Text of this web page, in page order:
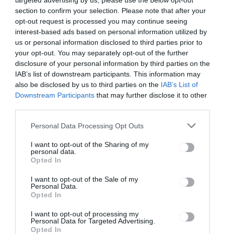
section to confirm your selection. Please note that after your
opt-out request is processed you may continue seeing
interest-based ads based on personal information utilized by
us or personal information disclosed to third parties prior to
your opt-out. You may separately opt-out of the further
disclosure of your personal information by third parties on the
IAB’s list of downstream participants. This information may
also be disclosed by us to third parties on the IAB’s List of
Downstream Participants that may further disclose it to other
Personal Data Processing Opt Outs
I want to opt-out of the Sharing of my
personal data.
Opted In
I want to opt-out of the Sale of my
Personal Data.
Opted In
I want to opt-out of processing my
Personal Data for Targeted Advertising.
Opted In
eredmények
születtek az
idei
próbaéretts
égin
Ez is érdekelheti
HÍRLISTA
Nemzetközi fogathajtó
verseny Oltszemen
HÍRLISTA